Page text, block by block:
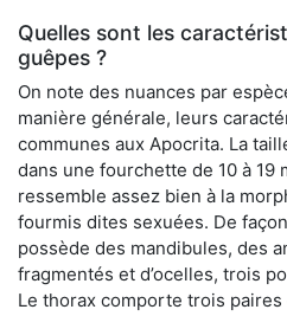
Quelles sont les
guêpes ?
On note des nuances par
manière générale, leurs
communes aux Apocrita. La
dans une fourchette de 10 à 19
ressemble assez bien à la
fourmis dites sexuées. De
possède des mandibules, des
fragmentés et d’ocelles, trois
Le thorax comporte trois